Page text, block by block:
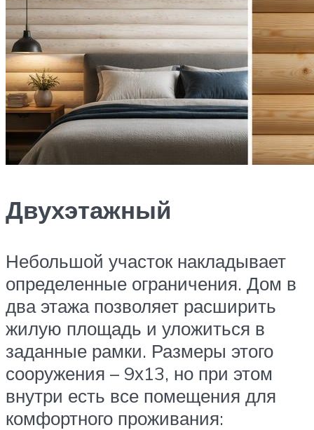
Двухэтажный
Небольшой участок накладывает
определенные ограничения. Дом в
два этажа позволяет расширить
жилую площадь и уложиться в
заданные рамки. Размеры этого
сооружения – 9х13, но при этом
внутри есть все помещения для
комфортного проживания: